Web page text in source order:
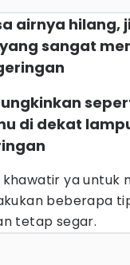
airnya hilang,
sangat
di dekat
ya untuk
beberapa
tetap segar.